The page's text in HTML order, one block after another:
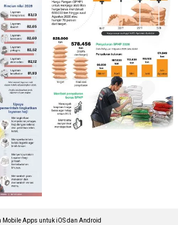
Mobile Apps untuk iOS dan Android